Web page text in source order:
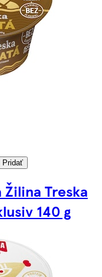
Pridať
Žilina Treska
140 g